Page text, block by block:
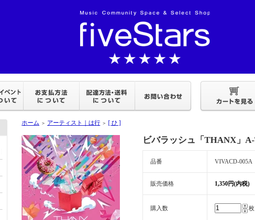
ホーム ＞ アーティスト｜は行 ＞ [ ひ ]
ビバラッシュ「THANX」
品番 VIVACD-005A
販売価格 1,350円(内税)
購入数 枚